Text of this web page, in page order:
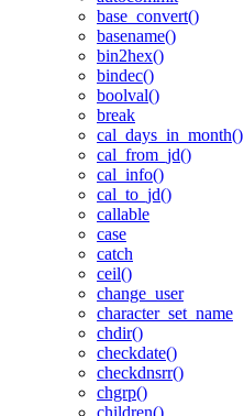
base_convert()
basename()
bin2hex()
bindec()
boolval()
break
cal_days_in_month()
cal_from_jd()
cal_info()
cal_to_jd()
callable
case
catch
ceil()
change_user
character_set_name
chdir()
checkdate()
checkdnsrr()
chgrp()
children()